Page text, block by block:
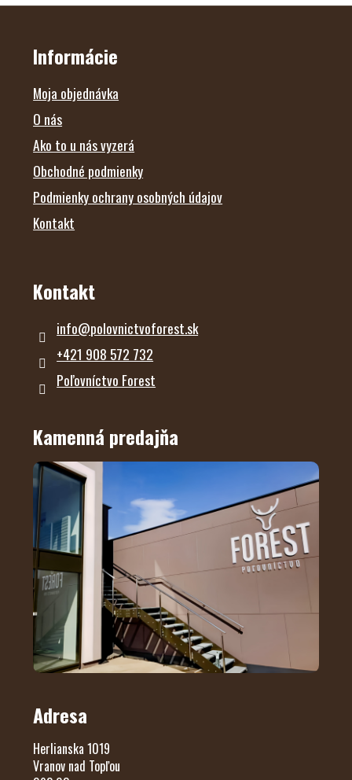
Z
Informácie
Moja objednávka
O nás
Ako to u nás vyzerá
Obchodné podmienky
Podmienky ochrany osobných údajov
Kontakt
Kontakt
info@polovnictvoforest.sk
+421 908 572 732
Poľovníctvo Forest
Kamenná predajňa
Adresa
Herlianska 1019
Vranov nad Topľou